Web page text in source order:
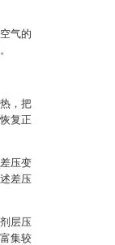
气的
，把
复正
压变
差压
层压
集较